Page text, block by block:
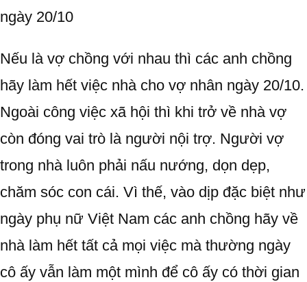
ngày 20/10
Nếu là vợ chồng với nhau thì các anh chồng
hãy làm hết việc nhà cho vợ nhân ngày 20/10.
Ngoài công việc xã hội thì khi trở về nhà vợ
còn đóng vai trò là người nội trợ. Người vợ
trong nhà luôn phải nấu nướng, dọn dẹp,
chăm sóc con cái. Vì thế, vào dịp đặc biệt như
ngày phụ nữ Việt Nam các anh chồng hãy về
nhà làm hết tất cả mọi việc mà thường ngày
cô ấy vẫn làm một mình để cô ấy có thời gian